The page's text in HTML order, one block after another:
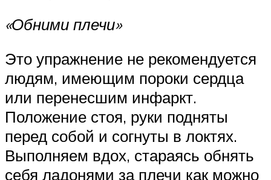
«Обними плечи»
Это упражнение не рекомендуется
людям, имеющим пороки сердца
или перенесшим инфаркт.
Положение стоя, руки подняты
перед собой и согнуты в локтях.
Выполняем вдох, стараясь обнять
себя ладонями за плечи как можно